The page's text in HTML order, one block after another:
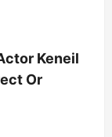
Keneil
Or